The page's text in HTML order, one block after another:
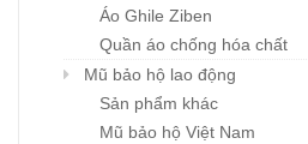
Áo Ghile Ziben
Quần áo chống hóa chất
Mũ bảo hộ lao động
Sản phẩm khác
Mũ bảo hộ Việt Nam